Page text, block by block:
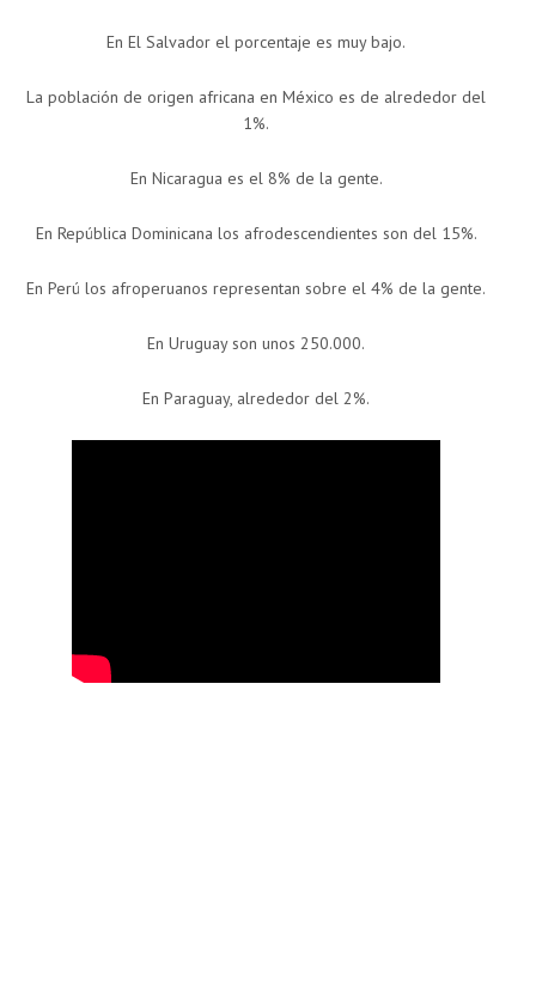
En El Salvador el porcentaje es muy bajo.
La población de origen africana en México es de alrededor del
1%.
En Nicaragua es el 8% de la gente.
En República Dominicana los afrodescendientes son del 15%.
En Perú los afroperuanos representan sobre el 4% de la gente.
En Uruguay son unos 250.000.
En Paraguay, alrededor del 2%.